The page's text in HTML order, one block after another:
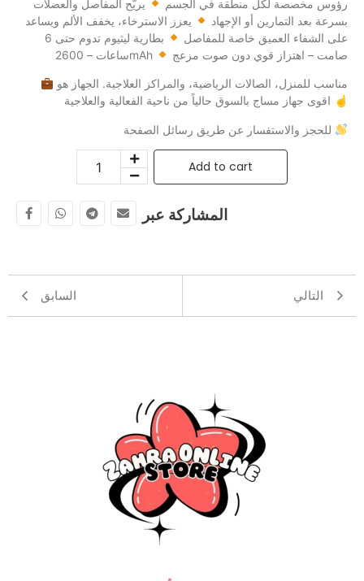
رؤوس مخصصة لكل منطقة في الجسم
يريّح المفاصل والعضلات
بسرعة بعد التمارين أو الإجهاد
يعزز الاسترخاء، يخفف الألم ويساعد
على الشفاء العميق خاصة للمفاصل
بطارية ليثيوم تدوم حتى 6
ساعات – 2600mAh
صامت – اهتزاز قوي دون صوت مزعج
اقوى جهاز مساج بالسوق حالياً من ناحية الفعالية والعلاجية ☝
Add to cart
المشاركة عبر
السابق التالي